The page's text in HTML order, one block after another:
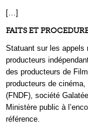
[…]
FAITS ET
Statuant sur les appels
producteurs
des producteurs de
producteurs de
(FNDF), société
Ministère public à
référence.